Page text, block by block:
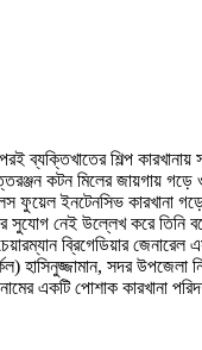
পরই ব্যক্তিখাতের শিল্প
কটন মিলের জায়গায়
ফুয়েল ইনটেনসিভ কারখানা
সুযোগ নেই উল্লেখ করে তিনি
ব্রিগেডিয়ার
সদর উপজেলা
নামের একটি পোশাক কারখানা